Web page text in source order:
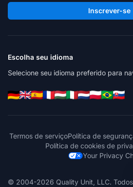
Inscrever-se
Escolha seu idioma
Selecione seu idioma preferido para
Termos de serviçoPolítica de
Política de cookies de
Your Privacy
© 2004-2026 Quality Unit, LLC. Todos